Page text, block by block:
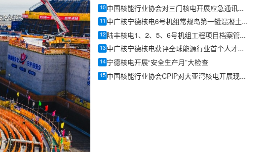
10 中国核能行业协会对三门核电开展应急通讯能力提升成员支持活动
11 中广核宁德核电6号机组常规岛第一罐混凝土浇筑完成
12 陆丰核电1、2、5、6号机组工程项目档案管理同行评估圆满完成
13 中广核宁德核电获评全球能源行业首个人才灯塔工厂
14 宁德核电开展“安全生产月”大检查
15 中国核能行业协会CPIP对大亚湾核电开展现场访问活动